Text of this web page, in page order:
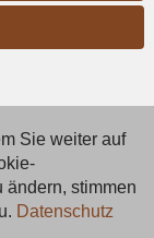
Sie weiter auf
ändern, stimmen
Datenschutz